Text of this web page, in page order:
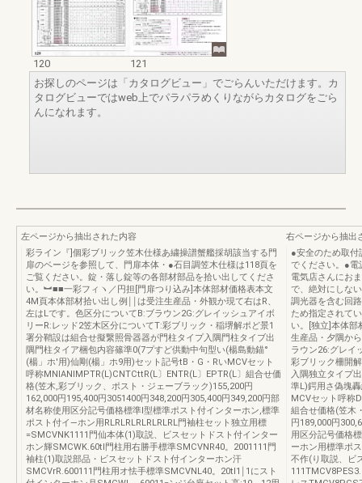
120
121
お探しのページは「カタログビュー」でごらんいただけます。カ
タログビューではweb上でパラパラめくりながらカタログをごら
んになれます。
左ページから抽出された内容
彩ライン『]個彩ブリック笠木仕様あ繍操譜蟹艦採胡該当する門
扉のベージを参照して、門扉本体・●石目調笠木仕様は118頁を
ご覧ください。錠・落し錠等の各部材部品を拾い出してくださ
い。︼■■一彩フィヽ／円担[門扉つり込み]本体部材価格表本文
4M頁本体部材拾い出し例￨￨は受注生産品・外観か現て右はR、
左はLです。色区分についてB:ブラウン2G:グレイッシュアイボ
リーR:レッド2笠木区分についてT:彩ブリック・稲堺解ポど景1
署分鞘設は組合せ擬繋照骨器器が門柱タイプ入隅門柱タイブ出
隅門柱タイア梱包内容篠準0(7プすど供動中句型い(楊島動錨°
(楊」ホ'用)仙剛(楊」ホ9用)セット記号tB・G・RいMCVセット
呼称MNlANlMPTR(L)CNTCttR(L〕ENTR(L〕EPTR(L〕組合せ価
格(笠木,彩ブリック、ポスト・ジェーブラック)155,200円
162,000円195,400円3051400円348,200円305,400円349,200円部
材名称使用区分記号価格標準I型標準ポスト付インターホン,標準
ポスト付イ―ホン用RLRLRLRLRLRLRL門袖柱セット独立用標
=SMCVNK1111門仙本体(1)取説、ビスセットドスト付インター
ホン輝SMCWK.60tl門柱用右勝手標準SMCVNR40。2001111門
袖柱(1)取説部品・ビスセットドスト付インターホン汗
SMCVrR.600111門柱用オ怯手標準SMCVNL40。20tl1￨1にスト
右ページから抽出
●安全のため取付
でください。●電
電気店さんにお
で、絶対にしな
調光器を含む回
ため指定されて
い。[独立]本体部
生産品・夕隅か
ラウン26:グレイ
彩ブリック柵開
入隅独立タイプ
準L)鍔用さ偽塊
MCVセット呼称
組合せ価格(笠木
円189,000円
用区分記号価格
ーホン用標準ポ
不作(り取説、ビ